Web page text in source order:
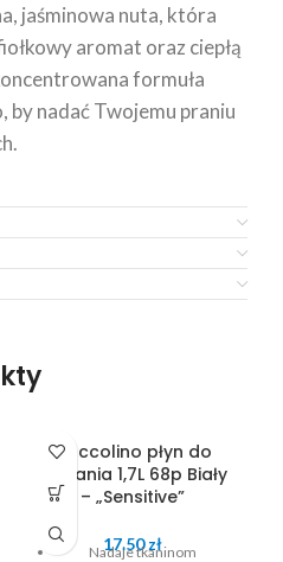
jaśminowa nuta, która
aromat oraz ciepłą
formuła
by nadać Twojemu praniu
Coccolino płyn do
płukania 1,7L 68p Biały
– „Sensitive”
17.50zł
Nadaje tkaninom